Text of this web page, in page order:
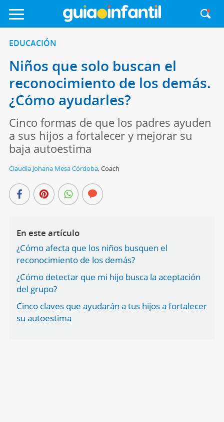
EDUCACIÓN
Niños que solo buscan el
reconocimiento de los demás.
¿Cómo ayudarles?
Cinco formas de que los padres ayuden
a sus hijos a fortalecer y mejorar su
baja autoestima
Claudia Johana Mesa Córdoba,Coach
En este artículo
¿Cómo afecta que los niños busquen el
reconocimiento de los demás?
¿Cómo detectar que mi hijo busca la aceptación
del grupo?
Cinco claves que ayudarán a tus hijos a fortalecer
su autoestima